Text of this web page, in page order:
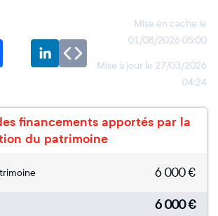
Mise en cache le
01/08/2026 05:00
Mise à jour le 27/03/2026
04:24
financements apportés par la
du patrimoine
6 000€
6 000€